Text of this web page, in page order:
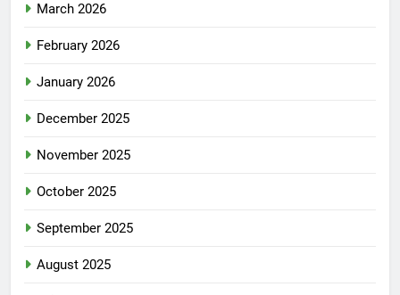
March 2026
February 2026
January 2026
December 2025
November 2025
October 2025
September 2025
August 2025